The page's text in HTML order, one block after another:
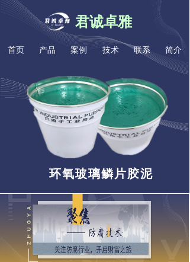
君诚卓雅
首页 产品 案例 技术 联系 简介
环氧玻璃鳞片胶泥